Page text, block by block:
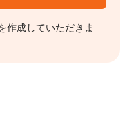
作成していただきま